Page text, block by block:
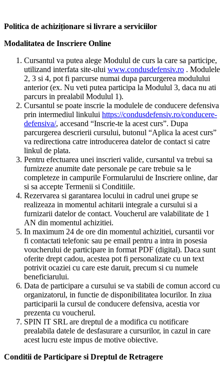
Politica de achiziționare si livrare a serviciilor
Modalitatea de Inscriere Online
Cursantul va putea alege Modulul de curs la care sa participe,
utilizand interfata site-ului www.condusdefensiv.ro . Modulele
2, 3 si 4, pot fi parcurse numai dupa parcurgerea modulului
anterior (ex. Nu veti putea participa la Modulul 3, daca nu ati
parcurs in prealabil Modulul 1).
Cursantul se poate inscrie la modulele de conducere defensiva
prin intermediul linkului https://condusdefensiv.ro/conducere-
defensiva/, accesand “Inscrie-te la acest curs”. Dupa
parcurgerea descrierii cursului, butonul “Aplica la acest curs”
va redirectiona catre introducerea datelor de contact si catre
linkul de plata.
Pentru efectuarea unei inscrieri valide, cursantul va trebui sa
furnizeze anumite date personale pe care trebuie sa le
completeze in campurile Formularului de Inscriere online, dar
si sa accepte Termenii si Conditiile.
Rezervarea si garantarea locului in cadrul unei grupe se
realizeaza in momentul achitarii integrale a cursului si a
furnizarii datelor de contact. Voucherul are valabilitate de 1
AN din momentul achizitiei.
In maximum 24 de ore din momentul achizitiei, cursantii vor
fi contactati telefonic sau pe email pentru a intra in posesia
voucherului de participare in format PDF (digital). Daca sunt
oferite drept cadou, acestea pot fi personalizate cu un text
potrivit ocaziei cu care este daruit, precum si cu numele
beneficiarului.
Data de participare a cursului se va stabili de comun accord cu
organizatorul, in functie de disponibilitatea locurilor. In ziua
participarii la cursul de conducere defensiva, acestia vor
prezenta cu voucherul.
SPIN IT SRL are dreptul de a modifica cu notificare
prealabila datele de desfasurare a cursurilor, in cazul in care
acest lucru este impus de motive obiective.
Conditii de Participare si Dreptul de Retragere